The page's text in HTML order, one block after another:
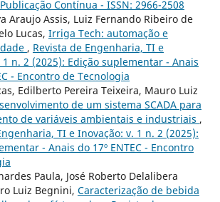
Contínua - ISSN: 2966-2508
Araujo Assis, Luiz Fernando Ribeiro de
Lucas, Irriga Tech: automação e
, Revista de Engenharia, TI e
1 n. 2 (2025): Edição suplementar - Anais
- Encontro de Tecnologia
Edilberto Pereira Teixeira, Mauro Luiz
de um sistema SCADA para
de variáveis ambientais e industriais ,
TI e Inovação: v. 1 n. 2 (2025):
- Anais do 17º ENTEC - Encontro
Paula, José Roberto Delalibera
Luiz Begnini, Caracterização de bebida